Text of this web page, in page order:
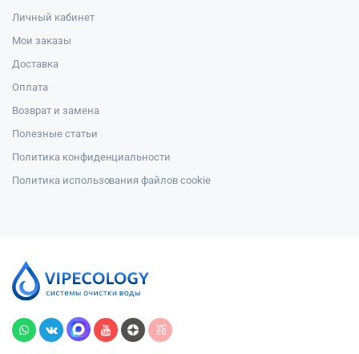
Личный кабинет
Мои заказы
Доставка
Оплата
Возврат и замена
Полезные статьи
Политика конфиденциальности
Политика использования файлов cookie